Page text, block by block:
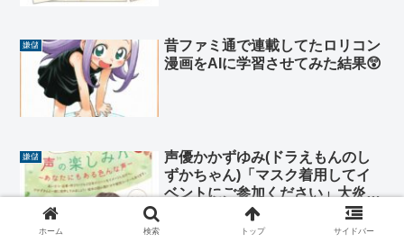
嫌儲
昔ファミ通で連載してたロリコン
漫画をAIに学習させてみた結果😲
嫌儲
声優かかずゆみ(ドラえもんのし
ずかちゃん)「マスク着用してイ
ベントにご参加ください」大炎上
しマスク着用の記述削除へ
ホーム 検索 トップ サイドバー